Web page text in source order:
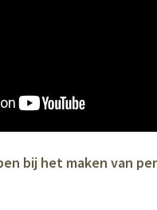
bij het maken van